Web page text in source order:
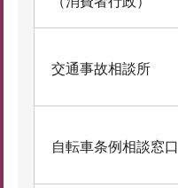
交通事故相談所
自転車条例相談窓口